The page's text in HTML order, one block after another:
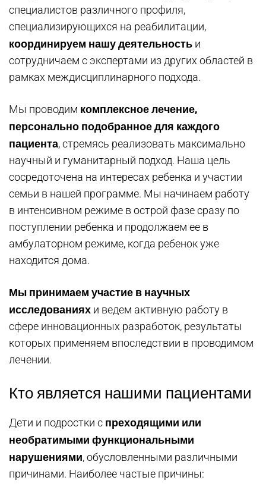
специалистов различного профиля,
специализирующихся на реабилитации,
координируем нашу деятельность и
сотрудничаем с экспертами из других областей в
рамках междисциплинарного подхода.
Мы проводим комплексное лечение,
персонально подобранное для каждого
пациента, стремясь реализовать максимально
научный и гуманитарный подход. Наша цель
сосредоточена на интересах ребенка и участии
семьи в нашей программе. Мы начинаем работу
в интенсивном режиме в острой фазе сразу по
поступлении ребенка и продолжаем ее в
амбулаторном режиме, когда ребенок уже
находится дома.
Мы принимаем участие в научных
исследованиях и ведем активную работу в
сфере инновационных разработок, результаты
которых применяем впоследствии в проводимом
лечении.
Кто является нашими пациентами
Дети и подростки с преходящими или
необратимыми функциональными
нарушениями, обусловленными различными
причинами. Наиболее частые причины: